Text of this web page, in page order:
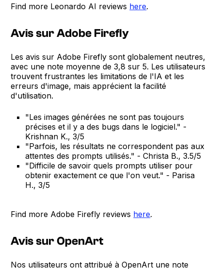
Find more Leonardo AI reviews here.
Avis sur Adobe Firefly
Les avis sur Adobe Firefly sont globalement neutres,
avec une note moyenne de 3,8 sur 5. Les utilisateurs
trouvent frustrantes les limitations de l'IA et les
erreurs d'image, mais apprécient la facilité
d'utilisation.
"Les images générées ne sont pas toujours
précises et il y a des bugs dans le logiciel." -
Krishnan K., 3/5
"Parfois, les résultats ne correspondent pas aux
attentes des prompts utilisés." - Christa B., 3.5/5
"Difficile de savoir quels prompts utiliser pour
obtenir exactement ce que l'on veut." - Parisa
H., 3/5
Find more Adobe Firefly reviews here.
Avis sur OpenArt
Nos utilisateurs ont attribué à OpenArt une note